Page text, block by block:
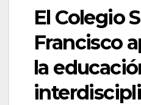
El Colegio
Francisco
la